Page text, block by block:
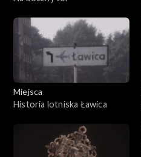
Miejsca
Historia lotniska Ławica